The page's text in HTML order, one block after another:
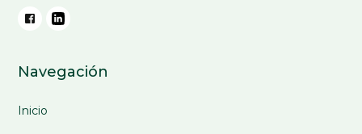
Navegación
Inicio